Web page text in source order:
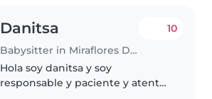
Danitsa
Babysitter in Miraflores District
10
Hola soy danitsa y soy
responsable y paciente y atenta